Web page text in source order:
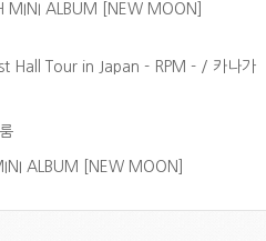
ALBUM [NEW MOON]
Hall Tour in Japan - RPM - / 카나가
ALBUM [NEW MOON]